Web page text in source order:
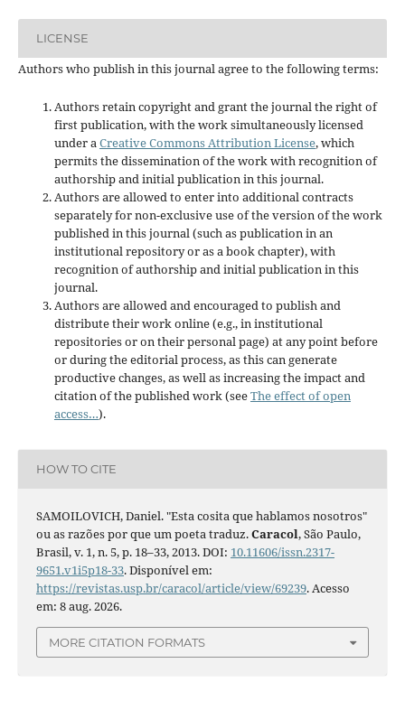
LICENSE
Authors who publish in this journal agree to the following terms:
Authors retain copyright and grant the journal the right of
first publication, with the work simultaneously licensed
under aCreative Commons Attribution License, which
permits the dissemination of the work with recognition of
authorship and initial publication in this journal.
Authors are allowed to enter into additional contracts
separately for non-exclusive use of the version of the work
published in this journal (such as publication in an
institutional repository or as a book chapter), with
recognition of authorship and initial publication in this
journal.
Authors are allowed and encouraged to publish and
distribute their work online (e.g., in institutional
repositories or on their personal page) at any point before
or during the editorial process, as this can generate
productive changes, as well as increasing the impact and
citation of the published work (seeThe effect of open
access…).
HOW TO CITE
SAMOILOVICH, Daniel. "Esta cosita que hablamos nosotros"
ou as razões por que um poeta traduz.Caracol, São Paulo,
Brasil, v. 1, n. 5, p. 18–33, 2013. DOI: 10.11606/issn.2317-
9651.v1i5p18-33. Disponível em:
https://revistas.usp.br/caracol/article/view/69239. Acesso
em: 8 aug. 2026.
MORE CITATION FORMATS